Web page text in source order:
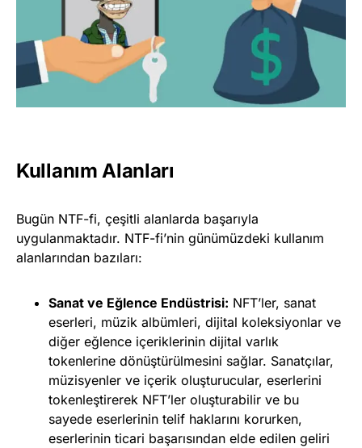
Kullanım Alanları
Bugün NTF-fi, çeşitli alanlarda başarıyla
uygulanmaktadır. NTF-fi’nin günümüzdeki kullanım
alanlarından bazıları:
Sanat ve Eğlence Endüstrisi: NFT’ler, sanat
eserleri, müzik albümleri, dijital koleksiyonlar ve
diğer eğlence içeriklerinin dijital varlık
tokenlerine dönüştürülmesini sağlar. Sanatçılar,
müzisyenler ve içerik oluşturucular, eserlerini
tokenleştirerek NFT’ler oluşturabilir ve bu
sayede eserlerinin telif haklarını korurken,
eserlerinin ticari başarısından elde edilen geliri